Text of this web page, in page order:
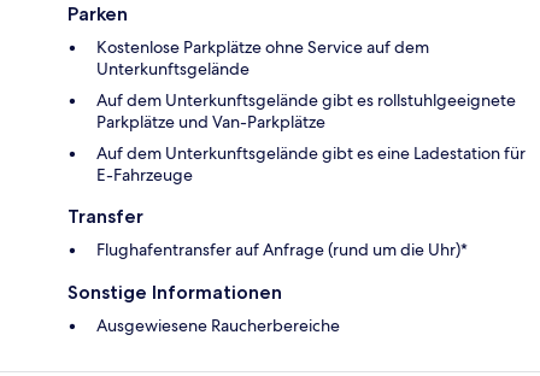
Parken
Kostenlose Parkplätze ohne Service auf dem
Unterkunftsgelände
Auf dem Unterkunftsgelände gibt es rollstuhlgeeignete
Parkplätze und Van-Parkplätze
Auf dem Unterkunftsgelände gibt es eine Ladestation für
E-Fahrzeuge
Transfer
Flughafentransfer auf Anfrage (rund um die Uhr)*
Sonstige Informationen
Ausgewiesene Raucherbereiche